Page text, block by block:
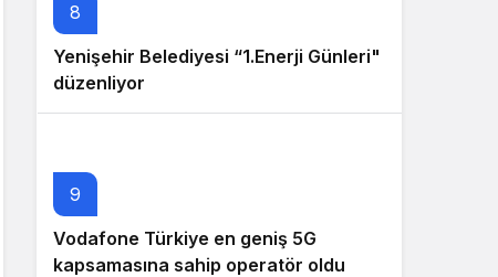
8
Yenişehir Belediyesi “1.Enerji Günleri"
düzenliyor
9
Vodafone Türkiye en geniş 5G
kapsamasına sahip operatör oldu